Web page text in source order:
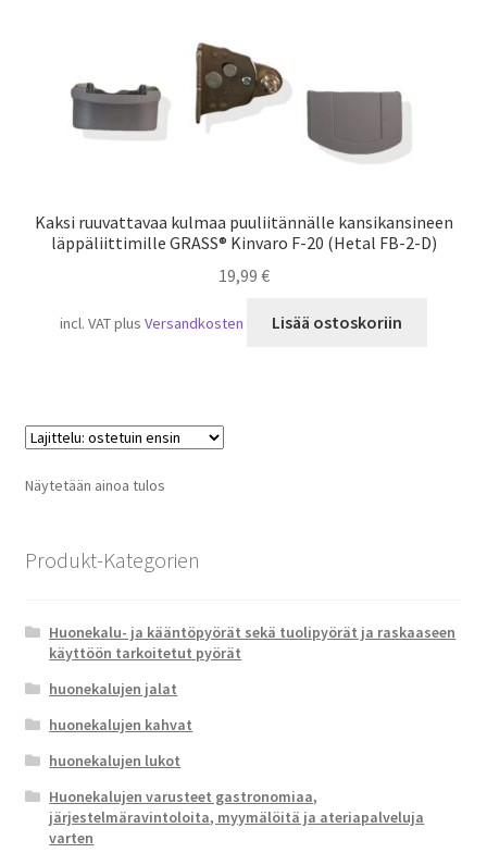
Kaksi ruuvattavaa kulmaa puuliitännälle kansikansineen
läppäliittimille GRASS® Kinvaro F-20 (Hetal FB-2-D)
19,99 €
incl. VATplusVersandkosten Lisää ostoskoriin
Näytetään ainoa tulos
Produkt-Kategorien
Huonekalu- ja kääntöpyörät sekä tuolipyörät ja raskaaseen
käyttöön tarkoitetut pyörät
huonekalujen jalat
huonekalujen kahvat
huonekalujen lukot
Huonekalujen varusteet gastronomiaa,
järjestelmäravintoloita, myymälöitä ja ateriapalveluja
varten